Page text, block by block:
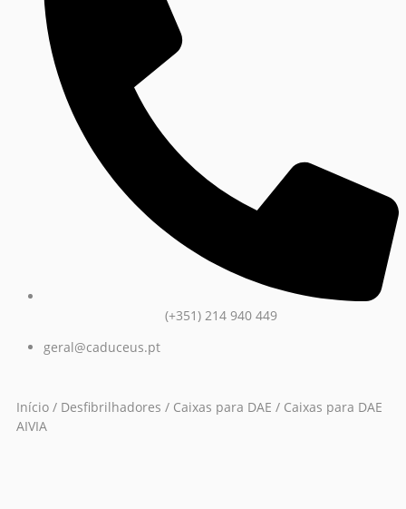
(+351) 214 940 449
geral@caduceus.pt
Início / Desfibrilhadores / Caixas para DAE / Caixas para DAE
AIVIA